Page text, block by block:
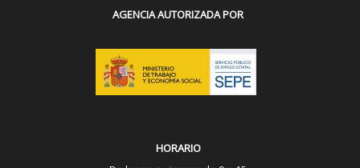
AGENCIA AUTORIZADA POR
HORARIO